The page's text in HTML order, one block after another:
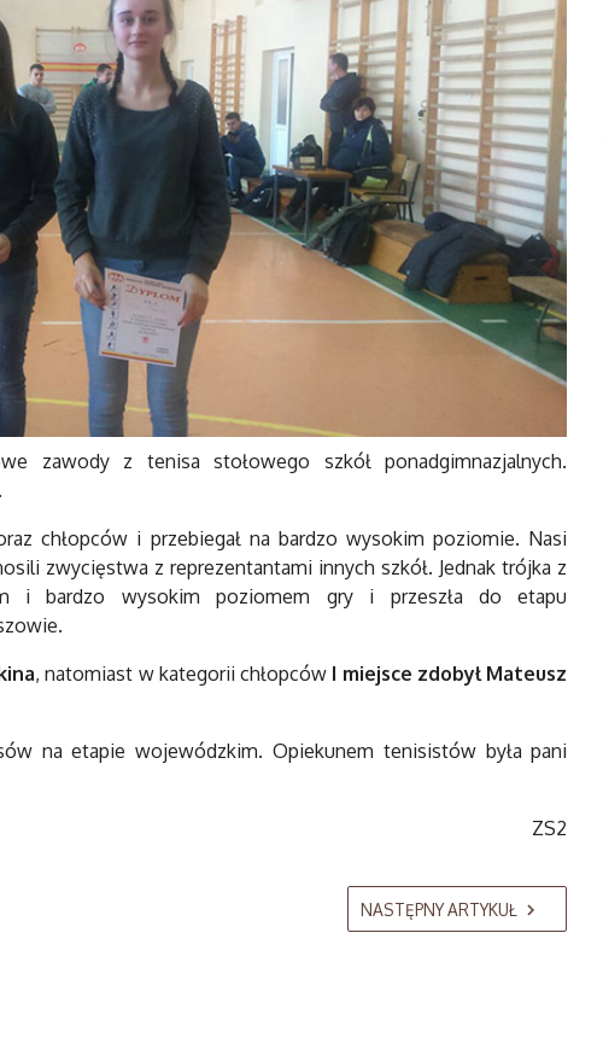
zawody z tenisa stołowego szkół ponadgimnazjalnych.
chłopców i przebiegał na bardzo wysokim poziomie. Nasi
zwycięstwa z reprezentantami innych szkół. Jednak trójka z
i bardzo wysokim poziomem gry i przeszła do etapu
, natomiast w kategorii chłopców I miejsce zdobył Mateusz
na etapie wojewódzkim. Opiekunem tenisistów była pani
ZS2
NASTĘPNY ARTYKUŁ